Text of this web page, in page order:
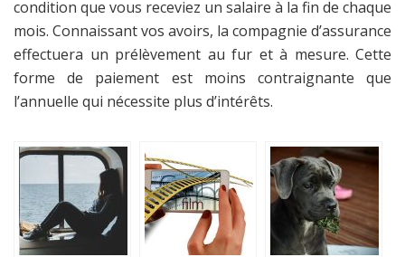
condition que vous receviez un salaire à la fin de chaque
mois. Connaissant vos avoirs, la compagnie d’assurance
effectuera un prélèvement au fur et à mesure. Cette
forme de paiement est moins contraignante que
l’annuelle qui nécessite plus d’intérêts.